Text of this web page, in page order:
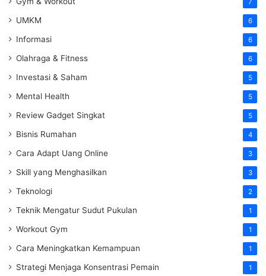
UMKM 6
Informasi 6
Olahraga & Fitness 6
Investasi & Saham 5
Mental Health 5
Review Gadget Singkat 5
Bisnis Rumahan 4
Cara Adapt Uang Online 3
Skill yang Menghasilkan 3
Teknologi 2
Teknik Mengatur Sudut Pukulan 1
Workout Gym 1
Cara Meningkatkan Kemampuan 1
Strategi Menjaga Konsentrasi Pemain 1